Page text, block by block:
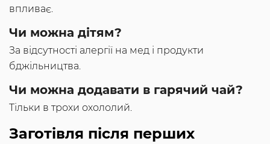
впливає.
Чи можна дітям?
За відсутності алергії на мед і продукти
бджільництва.
Чи можна додавати в гарячий чай?
Тільки в трохи охололий.
Заготівля після перших